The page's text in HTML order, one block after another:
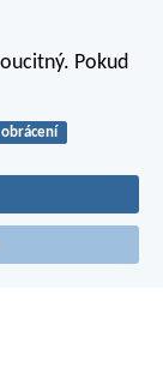
Pokud
obrácení